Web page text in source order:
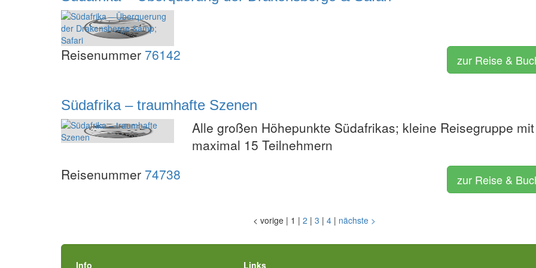
Reisenummer 76142 zur Reise &
Südafrika – traumhafte Szenen
Alle großen Höhepunkte Südafrikas; kleine Reisegruppe mit
maximal 15 Teilnehmern
Reisenummer 74738 zur Reise &
<vorige | 1 | 2 | 3 | 4 | nächste >
Info Links